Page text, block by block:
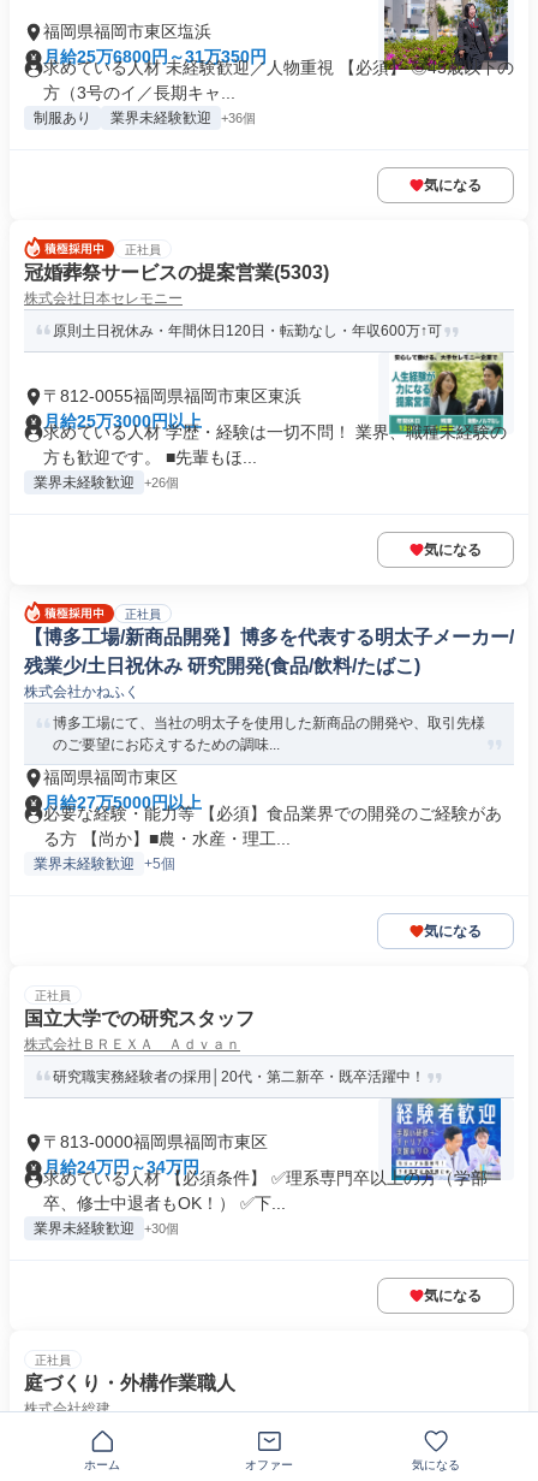
福岡県福岡市東区塩浜
月給25万6800円～31万350円
求めている人材 未経験歓迎／人物重視 【必須】 ◎45歳以下の
方（3号のイ／長期キャ...
制服あり 業界未経験歓迎 +36個
気になる
正社員
冠婚葬祭サービスの提案営業(5303)
株式会社日本セレモニー
原則土日祝休み・年間休日120日・転勤なし・年収600万↑可
〒812-0055福岡県福岡市東区東浜
月給25万3000円以上
求めている人材 学歴・経験は一切不問！ 業界、職種未経験の
方も歓迎です。 ■先輩もほ...
業界未経験歓迎 +26個
気になる
正社員
【博多工場/新商品開発】博多を代表する明太子メーカー/
残業少/土日祝休み 研究開発(食品/飲料/たばこ)
株式会社かねふく
博多工場にて、当社の明太子を使用した新商品の開発や、取引先様
のご要望にお応えするための調味...
福岡県福岡市東区
月給27万5000円以上
必要な経験・能力等 【必須】食品業界での開発のご経験があ
る方 【尚か】■農・水産・理工...
業界未経験歓迎 +5個
気になる
正社員
国立大学での研究スタッフ
株式会社ＢＲＥＸＡ Ａｄｖａｎ
研究職実務経験者の採用│20代・第二新卒・既卒活躍中！
〒813-0000福岡県福岡市東区
月給24万円～34万円
求めている人材 【必須条件】 ✅理系専門卒以上の方（学部
卒、修士中退者もOK！） ✅下...
業界未経験歓迎 +30個
気になる
正社員
庭づくり・外構作業職人
株式会社総建
｜未経験OK｜生涯稼げるスキルが身につく
ホーム オファー 気になる